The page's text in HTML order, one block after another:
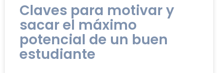
Claves para motivar y
sacar el máximo
potencial de un buen
estudiante